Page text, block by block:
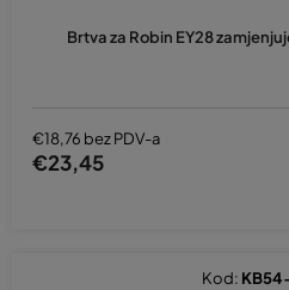
Brtva za Robin EY28
€18,76 bez PDV-a
€23,45
Kod: